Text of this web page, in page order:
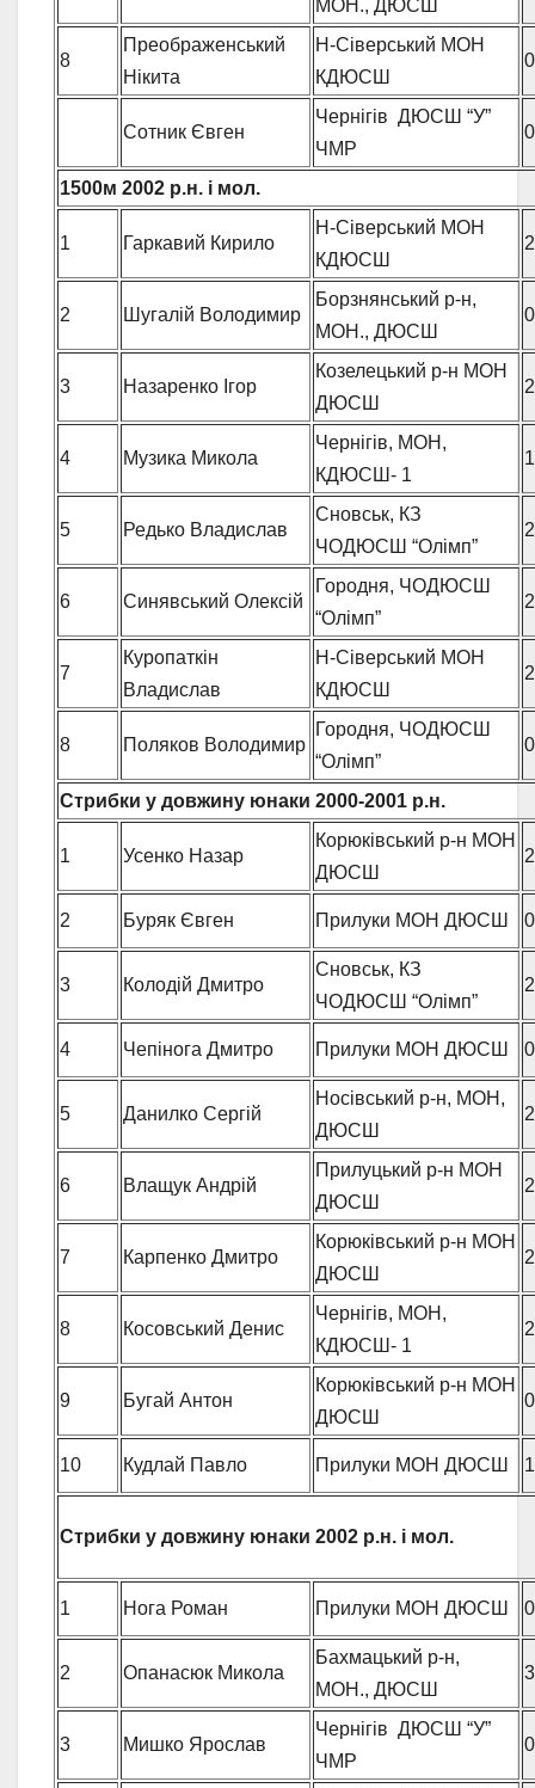
МОН., ДЮСШ
8
Преображенський
Нікита
Н-Сіверський МОН
КДЮСШ
Сотник Євген
Чернігів ДЮСШ “У”
ЧМР
1500м 2002 р.н. і мол.
1 Гаркавий Кирило
Н-Сіверський МОН
КДЮСШ
2 Шугалій Володимир
Борзнянський р-н,
МОН., ДЮСШ
3 Назаренко Ігор
Козелецький р-н МОН
ДЮСШ
4 Музика Микола
Чернігів, МОН,
КДЮСШ- 1
5 Редько Владислав
Сновськ, КЗ
ЧОДЮСШ “Олімп”
6 Синявський Олексій
Городня, ЧОДЮСШ
“Олімп”
7
Куропаткін
Владислав
Н-Сіверський МОН
КДЮСШ
8 Поляков Володимир
Городня, ЧОДЮСШ
“Олімп”
Стрибки у довжину юнаки 2000-2001 р.н.
1 Усенко Назар
Корюківський р-н МОН
ДЮСШ
2 Буряк Євген Прилуки МОН ДЮСШ
3 Колодій Дмитро
Сновськ, КЗ
ЧОДЮСШ “Олімп”
4 Чепінога Дмитро Прилуки МОН ДЮСШ
5 Данилко Сергій
Носівський р-н, МОН,
ДЮСШ
6 Влащук Андрій
Прилуцький р-н МОН
ДЮСШ
7 Карпенко Дмитро
Корюківський р-н МОН
ДЮСШ
8 Косовський Денис
Чернігів, МОН,
КДЮСШ- 1
9 Бугай Антон
Корюківський р-н МОН
ДЮСШ
10 Кудлай Павло Прилуки МОН ДЮСШ
Стрибки у довжину юнаки 2002 р.н. і мол.
1 Нога Роман Прилуки МОН ДЮСШ
2 Опанасюк Микола
Бахмацький р-н,
МОН., ДЮСШ
3 Мишко Ярослав
Чернігів ДЮСШ “У”
ЧМР